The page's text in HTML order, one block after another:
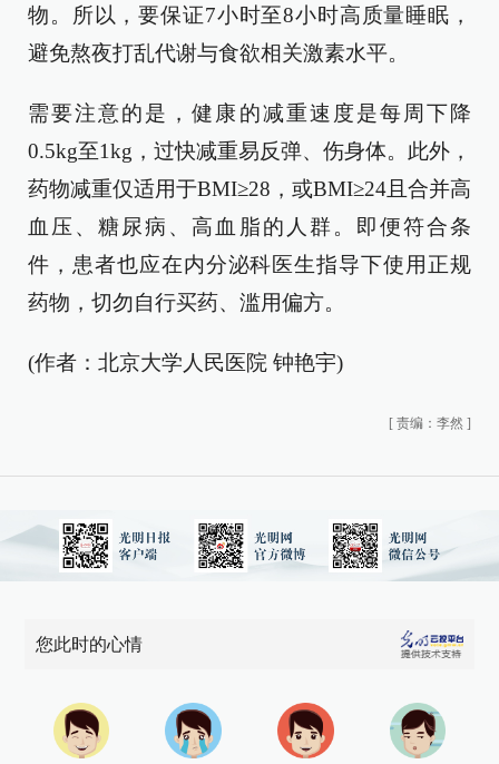
物。所以，要保证7小时至8小时高质量睡眠，
避免熬夜打乱代谢与食欲相关激素水平。
需要注意的是，健康的减重速度是每周下降
0.5kg至1kg，过快减重易反弹、伤身体。此外，
药物减重仅适用于BMI≥28，或BMI≥24且合并高
血压、糖尿病、高血脂的人群。即便符合条
件，患者也应在内分泌科医生指导下使用正规
药物，切勿自行买药、滥用偏方。
(作者：北京大学人民医院 钟艳宇)
[ 责编：李然 ]
您此时的心情